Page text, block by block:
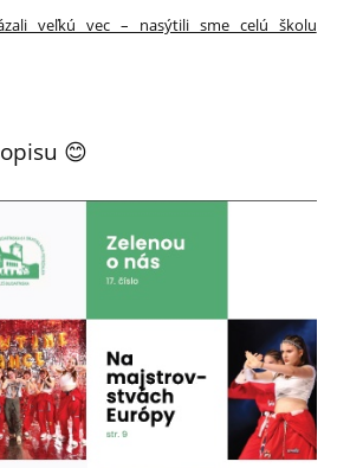
veľkú vec – nasýtili sme celú školu
😊